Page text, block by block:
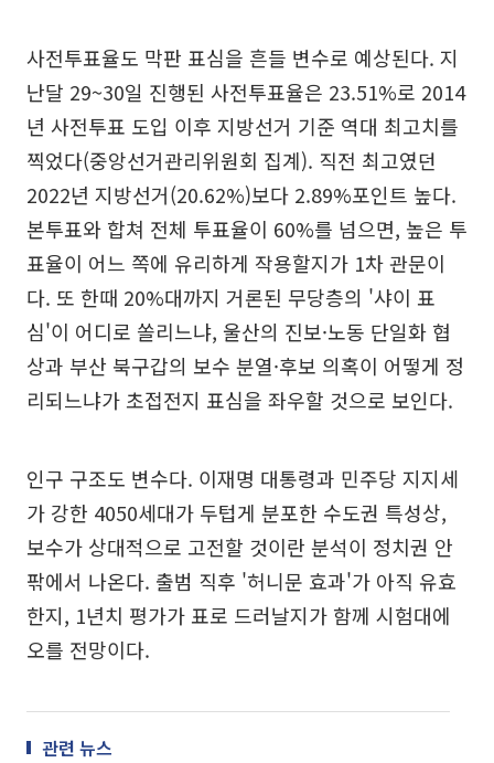
사전투표율도 막판 표심을 흔들 변수로 예상된다. 지
난달 29~30일 진행된 사전투표율은 23.51%로 2014
년 사전투표 도입 이후 지방선거 기준 역대 최고치를
찍었다(중앙선거관리위원회 집계). 직전 최고였던
2022년 지방선거(20.62%)보다 2.89%포인트 높다.
본투표와 합쳐 전체 투표율이 60%를 넘으면, 높은 투
표율이 어느 쪽에 유리하게 작용할지가 1차 관문이
다. 또 한때 20%대까지 거론된 무당층의 '샤이 표
심'이 어디로 쏠리느냐, 울산의 진보·노동 단일화 협
상과 부산 북구갑의 보수 분열·후보 의혹이 어떻게 정
리되느냐가 초접전지 표심을 좌우할 것으로 보인다.
인구 구조도 변수다. 이재명 대통령과 민주당 지지세
가 강한 4050세대가 두텁게 분포한 수도권 특성상,
보수가 상대적으로 고전할 것이란 분석이 정치권 안
팎에서 나온다. 출범 직후 '허니문 효과'가 아직 유효
한지, 1년치 평가가 표로 드러날지가 함께 시험대에
오를 전망이다.
관련 뉴스